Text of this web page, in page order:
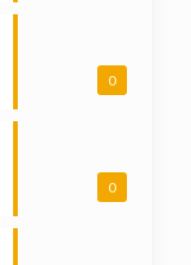
0
0